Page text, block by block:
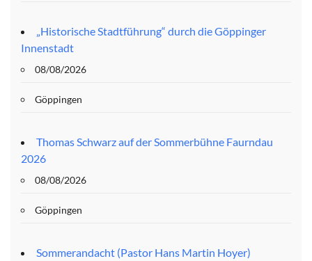
„Historische Stadtführung“ durch die Göppinger
Innenstadt
08/08/2026
Göppingen
Thomas Schwarz auf der Sommerbühne Faurndau
2026
08/08/2026
Göppingen
Sommerandacht (Pastor Hans Martin Hoyer)